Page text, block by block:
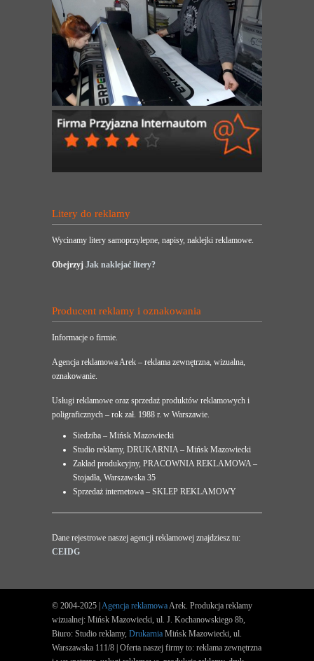
Litery do reklamy
Wycinamy litery samoprzylepne, napisy, naklejki reklamowe.
Obejrzyj Jak naklejać litery?
Producent reklamy i oznakowania
Informacje o firmie.
Agencja reklamowa Arek – reklama zewnętrzna, wizualna,
oznakowanie.
Usługi reklamowe oraz sprzedaż produktów reklamowych i
poligraficznych – rok zał. 1988 r. w Warszawie.
Siedziba – Mińsk Mazowiecki
Studio reklamy, DRUKARNIA – Mińsk Mazowiecki
Zakład produkcyjny, PRACOWNIA REKLAMOWA –
Stojadła, Warszawska 35
Sprzedaż internetowa – SKLEP REKLAMOWY
Dane rejestrowe naszej agencji reklamowej znajdziesz tu:
CEIDG
© 2004-2025 | Agencja reklamowaArek. Produkcja reklamy
wizualnej: Mińsk Mazowiecki, ul. J. Kochanowskiego 8b,
Biuro: Studio reklamy, Drukarnia Mińsk Mazowiecki, ul.
Warszawska 111/8 | Oferta naszej firmy to: reklama zewnętrzna